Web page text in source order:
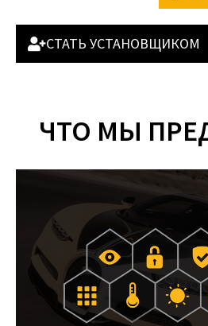
СТАТЬ УСТАНОВЩИКОМ
ЧТО МЫ